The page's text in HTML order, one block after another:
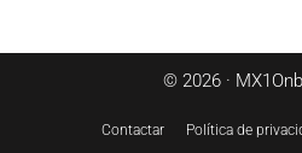
© 2026 ·
Contactar Política de